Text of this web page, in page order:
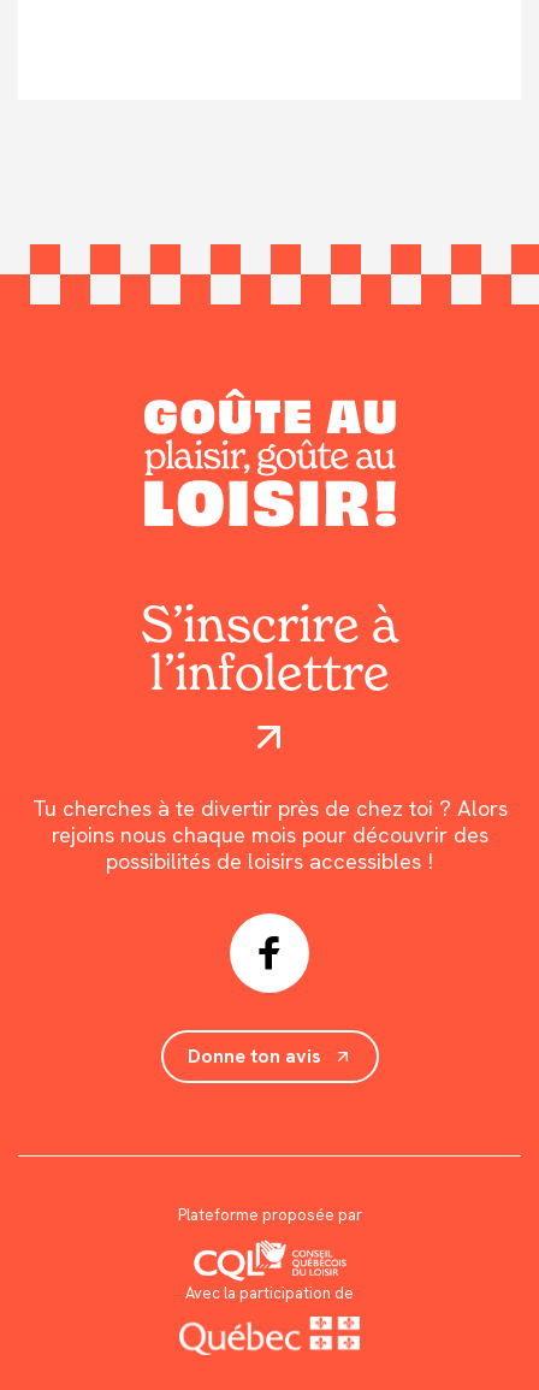
S’inscrire à
l’infolettre
Tu cherches à te divertir près de chez toi ? Alors
rejoins nous chaque mois pour découvrir des
possibilités de loisirs accessibles !
Donne ton avis
Plateforme proposée par
Avec la participation de